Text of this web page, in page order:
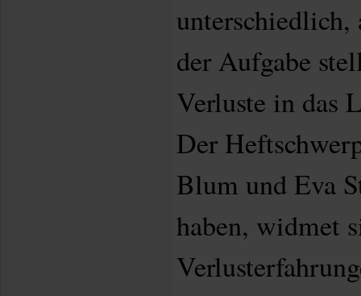
unterschiedlich,
der Aufgabe
Verluste in das
Der
Blum und Eva
haben, widmet